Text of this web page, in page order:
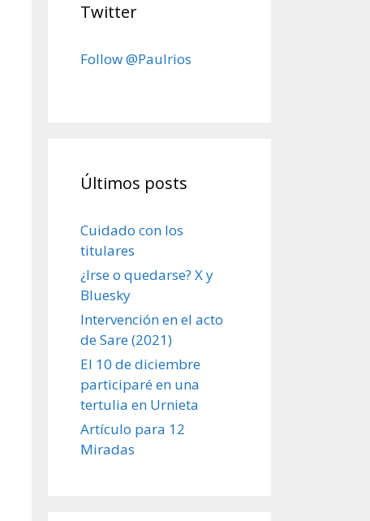
Twitter
Follow @Paulrios
Últimos posts
Cuidado con los
titulares
¿Irse o quedarse? X y
Bluesky
Intervención en el acto
de Sare (2021)
El 10 de diciembre
participaré en una
tertulia en Urnieta
Artículo para 12
Miradas